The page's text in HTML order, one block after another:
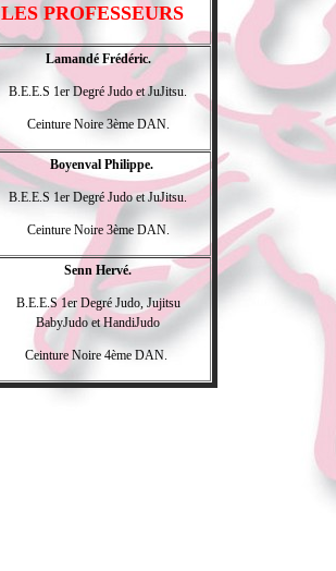
LES PROFESSEURS
Lamandé Frédéric.
B.E.E.S 1er Degré Judo et JuJitsu.
Ceinture Noire 3ème DAN.
Boyenval Philippe.
B.E.E.S 1er Degré Judo et JuJitsu.
Ceinture Noire 3ème DAN.
Senn Hervé.
B.E.E.S 1er Degré Judo, Jujitsu
BabyJudo et HandiJudo
Ceinture Noire 4ème DAN.